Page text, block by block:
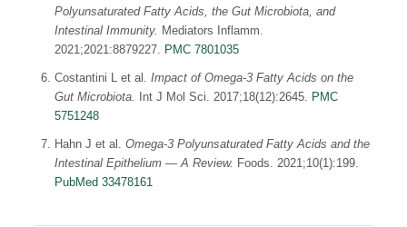
Polyunsaturated Fatty Acids, the Gut Microbiota, and
Intestinal Immunity. Mediators Inflamm.
2021;2021:8879227. PMC 7801035
Costantini L et al. Impact of Omega-3 Fatty Acids on the
Gut Microbiota.
Int J Mol Sci. 2017;18(12):2645. PMC
5751248
Hahn J et al. Omega-3 Polyunsaturated Fatty Acids and the
Intestinal Epithelium — A Review. Foods. 2021;10(1):199.
PubMed 33478161